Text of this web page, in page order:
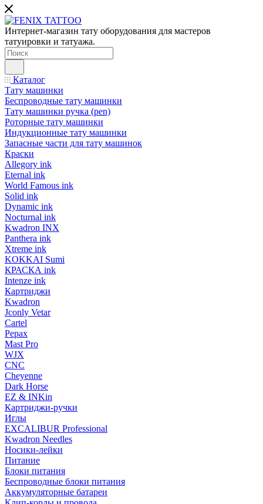
Интернет-магазин тату оборудования для мастеров
татуировки и татуажа.
Каталог
Тату машинки
Беспроводные тату машинки
Тату машинки ручка (pen)
Роторные тату машинки
Индукционные тату машинки
Запасные части для тату машинок
Краски
Allegory ink
Eternal ink
World Famous ink
Solid ink
Dynamic ink
Nocturnal ink
Kwadron INX
Panthera ink
Xtreme ink
KOKKAI Sumi
КРАСКА ink
Intenze ink
Картриджи
Kwadron
Jconly Vetar
Cartel
Pepax
Mast Pro
WJX
CNC
Cheyenne
Dark Horse
EZ & INKin
Картриджи-ручки
Иглы
EXCALIBUR Professional
Kwadron Needles
Носики-лейки
Питание
Блоки питания
Беспроводные блоки питания
Аккумуляторные батареи